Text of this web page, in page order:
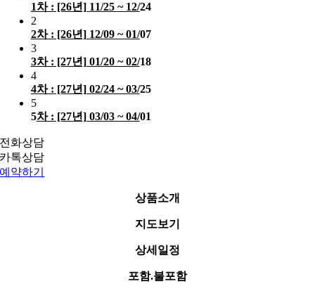
1차 : [26년] 11/25 ~ 12/24
2
2차 : [26년] 12/09 ~ 01/07
3
3차 : [27년] 01/20 ~ 02/18
4
4차 : [27년] 02/24 ~ 03/25
5
5차 : [27년] 03/03 ~ 04/01
전화상담
카톡상담
예약하기
상품소개
지도보기
상세일정
포함.불포함